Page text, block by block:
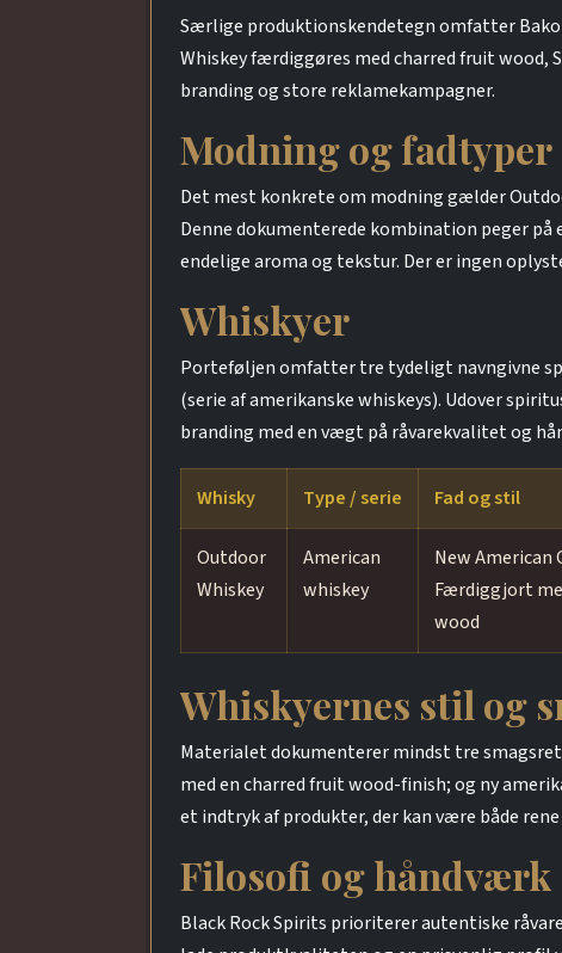
Særlige produktionskendetegn omfatter
Whiskey færdiggøres med charred fruit
branding og store reklamekampagner.
Modning og fadtyper
Det mest konkrete om modning gælder
Denne dokumenterede kombination peger
endelige aroma og tekstur. Der er ingen
Whiskyer
Porteføljen omfatter tre tydeligt navngivne
(serie af amerikanske whiskeys). Udover
branding med en vægt på råvarekvalitet og
Whisky Type / serie Fad og stil
Outdoor
Whiskey
American
whiskey
New American
Færdiggjort
wood
Whiskyernes stil og
Materialet dokumenterer mindst tre
med en charred fruit wood-finish; og ny
et indtryk af produkter, der kan være både
Filosofi og håndværk
Black Rock Spirits prioriterer autentiske